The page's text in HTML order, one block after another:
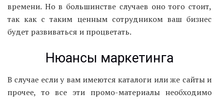
времени. Но в большинстве случаев оно того стоит,
так как с таким ценным сотрудником ваш бизнес
будет развиваться и процветать.
Нюансы маркетинга
В случае если у вам имеются каталоги или же сайты и
прочее, то все эти промо-материалы необходимо